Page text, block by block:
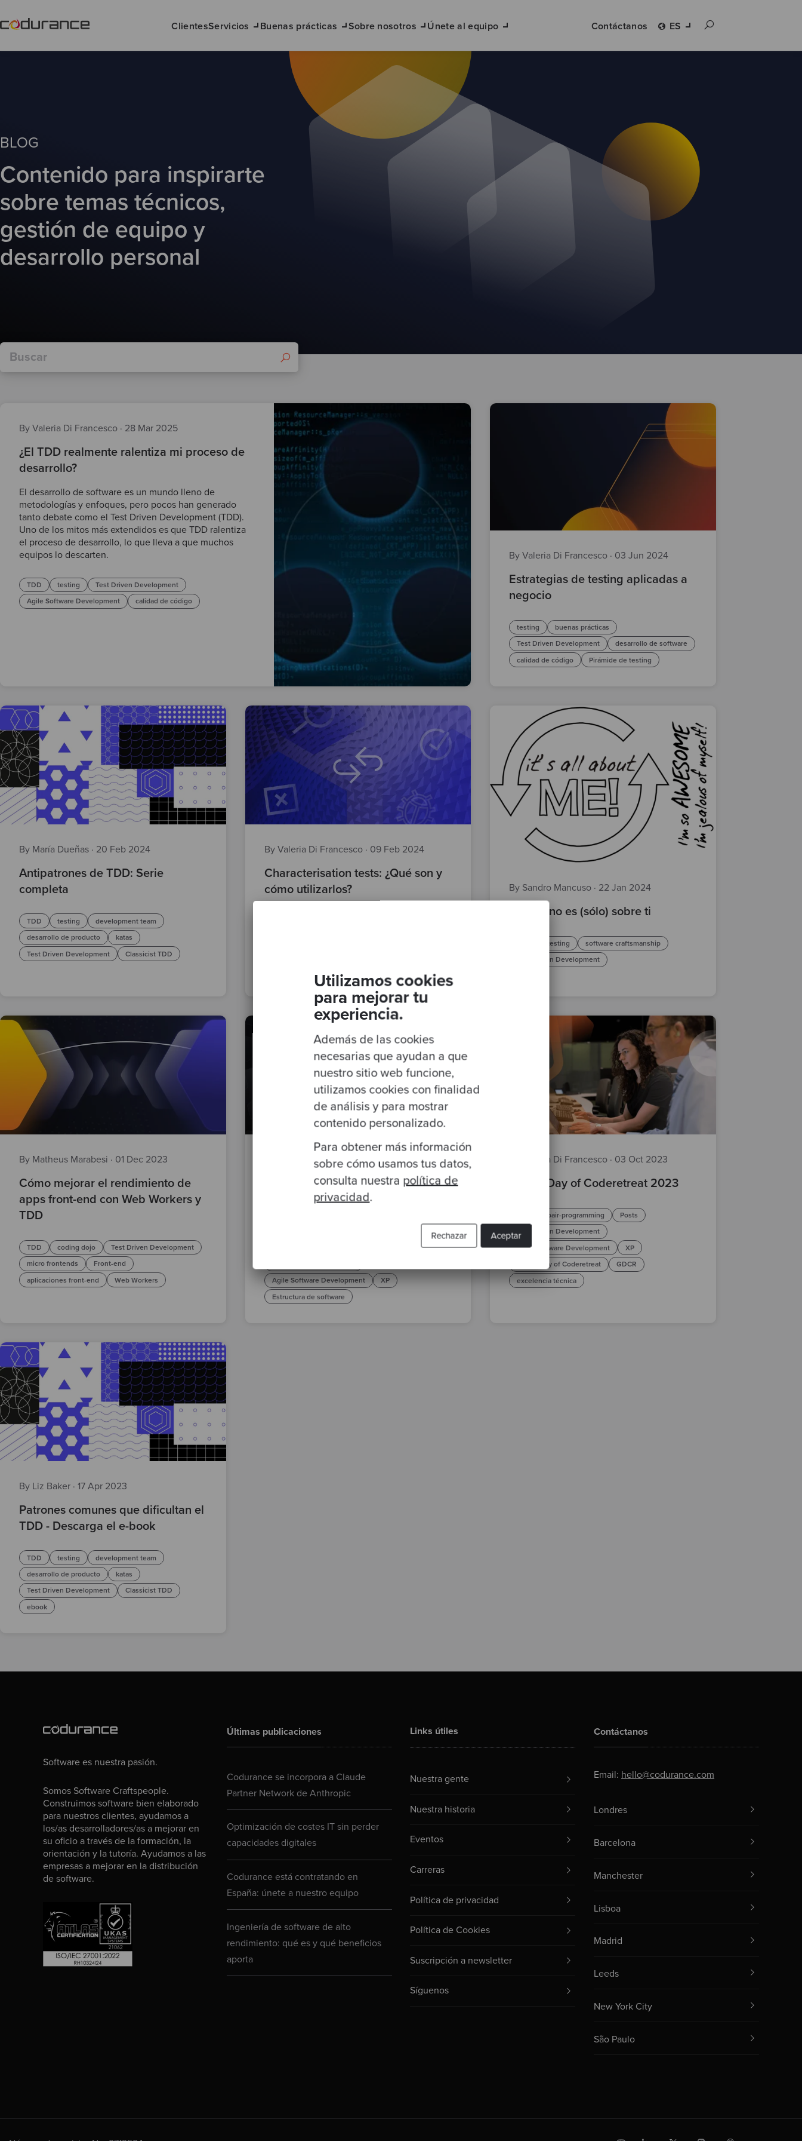
Utilizamos cookies
para mejorar tu
experiencia.
Además de las cookies
necesarias que ayudan a que
nuestro sitio web funcione,
utilizamos cookies con finalidad
de análisis y para mostrar
contenido personalizado.
Para obtener más información
sobre cómo usamos tus datos,
consulta nuestra política de
privacidad.
Aceptar
Rechazar
ClientesServicios Buenas prácticas Sobre nosotros Únete al equipo Contáctanos ES
BLOG
Contenido para inspirarte
sobre temas técnicos,
gestión de equipo y
desarrollo personal
By Valeria Di Francesco · 28 Mar 2025
¿El TDD realmente ralentiza mi proceso de
desarrollo?
El desarrollo de software es un mundo lleno de
metodologías y enfoques, pero pocos han generado
tanto debate como el Test Driven Development (TDD).
Uno de los mitos más extendidos es que TDD ralentiza
el proceso de desarrollo, lo que lleva a que muchos
equipos lo descarten.
TDD testing
Test Driven Development
Agile Software Development
calidad de código
By Valeria Di Francesco · 03 Jun 2024
Estrategias de testing aplicadas a
negocio
testing
buenas prácticas
Test Driven Development
desarrollo de software
calidad de código
Pirámide de testing
By María Dueñas · 20 Feb 2024
Antipatrones de TDD: Serie
completa
TDD testing
development team
desarrollo de producto
katas
Test Driven Development
Classicist TDD
By Valeria Di Francesco · 09 Feb 2024
Characterisation tests: ¿Qué son y
cómo utilizarlos?
By Sandro Mancuso · 22 Jan 2024
El TDD no es (sólo) sobre ti
testing
software craftsmanship
Test Driven Development
By Matheus Marabesi · 01 Dec 2023
Cómo mejorar el rendimiento de
apps front-end con Web Workers y
TDD
TDD coding dojo
Test Driven Development
micro frontends
Front-end
aplicaciones front-end
Web Workers
By Jordan Colgan· 17 Oct 2023
La importancia de la estructura en
el software
Agile Software Development
XP
Estructura de software
By Valeria Di Francesco · 03 Oct 2023
Global Day of Coderetreat 2023
pair-programming
Posts
Test Driven Development
Agile Software Development
XP
Global Day of Coderetreat
GDCR
excelencia técnica
By Liz Baker · 17 Apr 2023
Patrones comunes que dificultan el
TDD - Descarga el e-book
TDD testing
development team
desarrollo de producto
katas
Test Driven Development
Classicist TDD
ebook
Software es nuestra pasión.
Somos Software Craftspeople.
Construimos software bien elaborado
para nuestros clientes, ayudamos a
los/as desarrolladores/as a mejorar en
su oficio a través de la formación, la
orientación y la tutoría. Ayudamos a las
empresas a mejorar en la distribución
de software.
Últimas publicaciones
Codurance se incorpora a Claude
Partner Network de Anthropic
Optimización de costes IT sin perder
capacidades digitales
Codurance está contratando en
España: únete a nuestro equipo
Ingeniería de software de alto
rendimiento: qué es y qué beneficios
aporta
Links útiles
Nuestra gente
Nuestra historia
Eventos
Carreras
Política de privacidad
Política de Cookies
Suscripción a newsletter
Síguenos
Contáctanos
Email: hello@codurance.com
Londres
Barcelona
Manchester
Lisboa
Madrid
Leeds
New York City
São Paulo